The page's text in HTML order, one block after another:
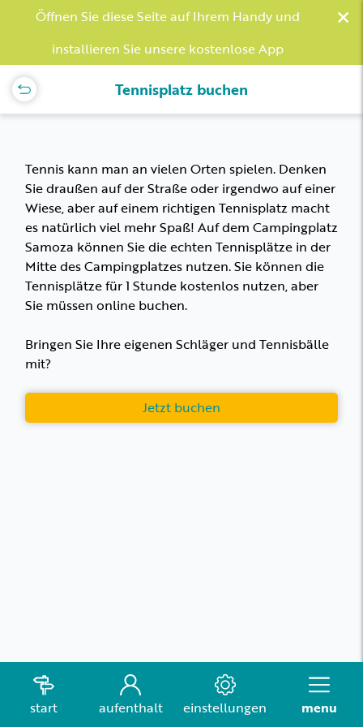
Öffnen Sie diese Seite auf Ihrem Handy und
installieren Sie unsere kostenlose App
×
Tennisplatz buchen
Tennis kann man an vielen Orten spielen. Denken
Sie draußen auf der Straße oder irgendwo auf einer
Wiese, aber auf einem richtigen Tennisplatz macht
es natürlich viel mehr Spaß! Auf dem Campingplatz
Samoza können Sie die echten Tennisplätze in der
Mitte des Campingplatzes nutzen. Sie können die
Tennisplätze für 1 Stunde kostenlos nutzen, aber
Sie müssen online buchen.
Bringen Sie Ihre eigenen Schläger und Tennisbälle
mit?
Jetzt buchen
start aufenthalt einstellungen menu